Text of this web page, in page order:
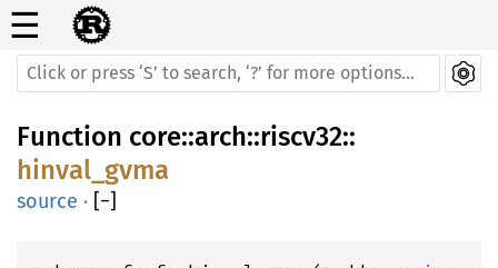
☰
Function core::arch::riscv32::
hinval_gvma
source · [−]